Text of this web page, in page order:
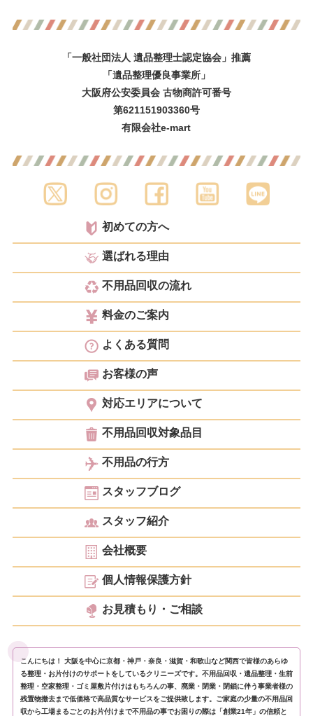
「一般社団法人 遺品整理士認定協会」推薦
「遺品整理優良事業所」
大阪府公安委員会 古物商許可番号
第621151903360号
有限会社e-mart
初めての方へ
選ばれる理由
不用品回収の流れ
料金のご案内
よくある質問
お客様の声
対応エリアについて
不用品回収対象品目
不用品の行方
スタッフブログ
スタッフ紹介
会社概要
個人情報保護方針
お見積もり・ご相談
こんにちは！ 大阪を中心に京都・神戸・奈良・滋賀・和歌山など関西で皆様のあらゆ
る整理・お片付けのサポートをしているクリニーズです。不用品回収・遺品整理・生前
整理・空家整理・ゴミ屋敷片付けはもちろんの事、廃業・閉業・閉鎖に伴う事業者様の
残置物撤去まで低価格で高品質なサービスをご提供致します。ご家庭の少量の不用品回
収から工場まるごとのお片付けまで不用品の事でお困りの際は「創業21年」の信頼と